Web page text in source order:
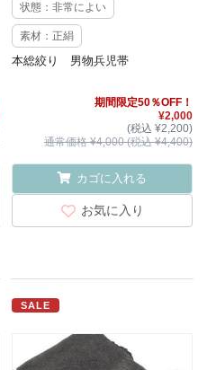
状態：非常によい
素材：正絹
本総絞り 男物兵児帯
期間限定50％OFF！
¥2,000
(税込 ¥2,200)
通常価格 ¥4,000 (税込 ¥4,400)
カゴに入れる
お気に入り
SALE